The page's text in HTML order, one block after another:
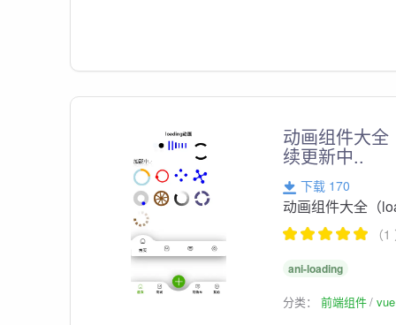
动画组件大
续更新中..
下载 170
动画组件大全（
（
ani-loading
分类：前端组件